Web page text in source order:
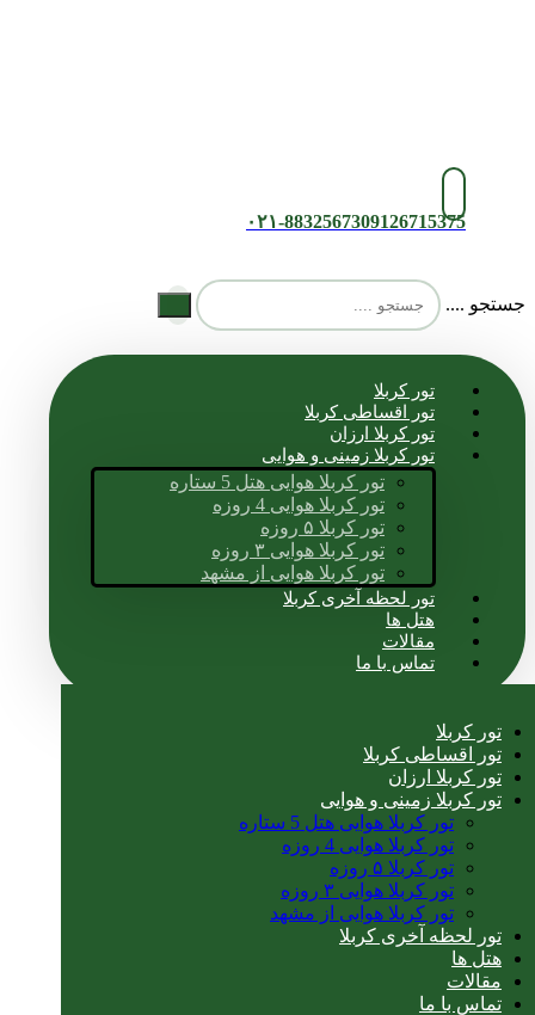
۰۲۱-8832567309126715375
جستجو ....
تور کربلا
تور اقساطی کربلا
تور کربلا ارزان
تور کربلا زمینی و هوایی
تور کربلا هوایی هتل 5 ستاره
تور کربلا هوایی 4 روزه
تور کربلا ۵ روزه
تور کربلا هوایی ۳ روزه
تور کربلا هوایی از مشهد
تور لحظه آخری کربلا
هتل ها
مقالات
تماس با ما
تور کربلا
تور اقساطی کربلا
تور کربلا ارزان
تور کربلا زمینی و هوایی
تور کربلا هوایی هتل 5 ستاره
تور کربلا هوایی 4 روزه
تور کربلا ۵ روزه
تور کربلا هوایی ۳ روزه
تور کربلا هوایی از مشهد
تور لحظه آخری کربلا
هتل ها
مقالات
تماس با ما